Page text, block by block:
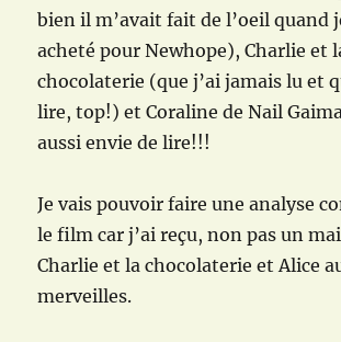
bien il m’avait fait de l’oeil quand
acheté pour Newhope), Charlie et
chocolaterie (que j’ai jamais lu et
lire, top!) et Coraline de Nail
aussi envie de lire!!!
Je vais pouvoir faire une analyse
le film car j’ai reçu, non pas un
Charlie et la chocolaterie et Alice
merveilles.